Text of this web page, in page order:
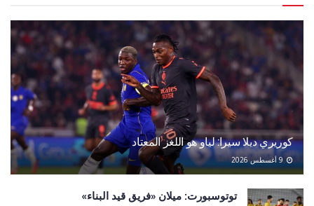
كوريري ديلا سيرا: لياو هو اللغز المعتاد
توتوسبورت: ميلان «فريق قيد البناء»